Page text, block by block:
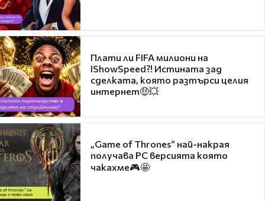
Плати ли FIFA милиони на
IShowSpeed?! Истината зад
сделката, която разтърси целия
интернет🤑💥
„Game of Thrones“ най-накрая
получава PC версията която
чакахме🎮🤩